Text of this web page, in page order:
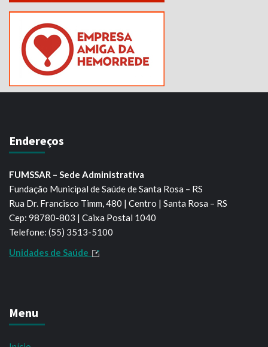
Endereços
FUMSSAR – Sede Administrativa
Fundação Municipal de Saúde de Santa Rosa – RS
Rua Dr. Francisco Timm, 480 | Centro | Santa Rosa – RS
Cep: 98780-803 | Caixa Postal 1040
Telefone: (55) 3513-5100
Unidades de Saúde
Menu